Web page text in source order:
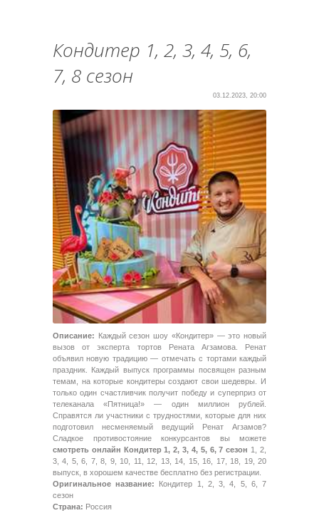
Кондитер 1, 2, 3, 4, 5, 6,
7, 8 сезон
03.12.2023, 20:00
Описание: Каждый сезон шоу «Кондитер» — это новый
вызов от эксперта тортов Рената Агзамова. Ренат
объявил новую традицию — отмечать с тортами каждый
праздник. Каждый выпуск программы посвящен разным
темам, на которые кондитеры создают свои шедевры. И
только один счастливчик получит победу и суперприз от
телеканала «Пятница!» — один миллион рублей.
Справятся ли участники с трудностями, которые для них
подготовил несменяемый ведущий Ренат Агзамов?
Сладкое противостояние конкурсантов вы можете
смотреть онлайн Кондитер 1, 2, 3, 4, 5, 6, 7 сезон 1, 2,
3, 4, 5, 6, 7, 8, 9, 10, 11, 12, 13, 14, 15, 16, 17, 18, 19, 20
выпуск, в хорошем качестве бесплатно без регистрации.
Оригинальное название:
Кондитер 1, 2, 3, 4, 5, 6, 7
сезон
Страна: Россия